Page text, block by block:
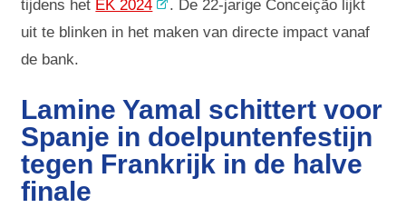
tijdens het EK 2024
. De 22-jarige Conceição lijkt
uit te blinken in het maken van directe impact vanaf
de bank.
Lamine Yamal schittert voor
Spanje in doelpuntenfestijn
tegen Frankrijk in de halve
finale